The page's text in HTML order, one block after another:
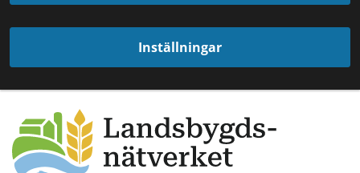
Inställningar